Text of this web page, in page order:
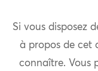
Si vous disposez
à propos de cet
connaître. Vous